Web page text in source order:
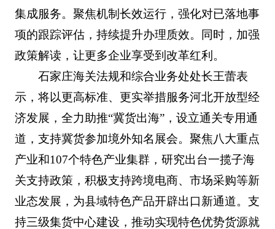
集成服务。聚焦机制长效运行，强化对已落地事
项的跟踪评估，持续提升办理质效。同时，加强
政策解读，让更多企业享受到改革红利。
石家庄海关法规和综合业务处处长王蕾表
示，将以更高标准、更实举措服务河北开放型经
济发展，全力助推“冀货出海”，设立通关专用通
道，支持冀货参加境外知名展会。聚焦八大重点
产业和107个特色产业集群，研究出台一揽子海
关支持政策，积极支持跨境电商、市场采购等新
业态发展，为县域特色产品开辟出口新通道。支
持三级集货中心建设，推动实现特色优势货源就